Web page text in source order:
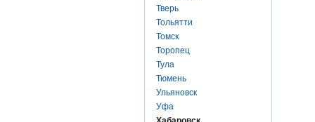
Тверь
Тольятти
Томск
Торопец
Тула
Тюмень
Ульяновск
Уфа